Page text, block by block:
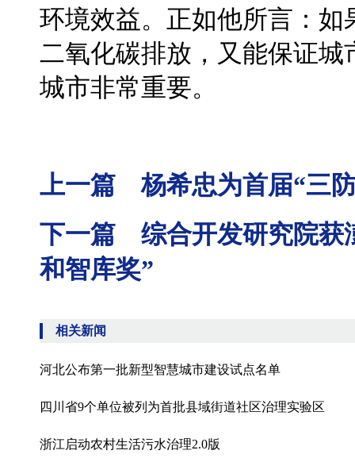
环境效益。正如他所言：
二氧化碳排放，又能保证
城市非常重要。
上一篇 杨希忠为首届“三
下一篇 综合开发研究院获
和智库奖”
相关新闻
河北公布第一批新型智慧城市建设试点名单
四川省9个单位被列为首批县域街道社区治理实验区
浙江启动农村生活污水治理2.0版